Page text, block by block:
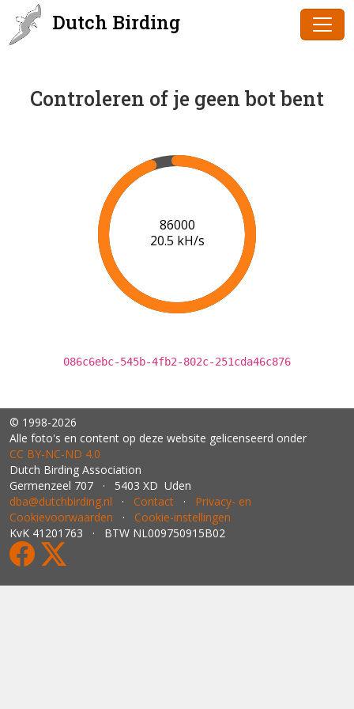
Dutch Birding
Controleren of je geen bot bent
87000
19.9 kH/s
086c6ebc-545b-4fb2-802c-251cda46c876
© 1998-2026
Alle foto's en content op deze website gelicenseerd onder
CC BY‑NC‑ND 4.0
Dutch Birding Association
Germenzeel 707 · 5403 XD Uden
dba@dutchbirding.nl · Contact · Privacy- en
Cookievoorwaarden · Cookie-instellingen
KvK 41201763 · BTW NL009750915B02